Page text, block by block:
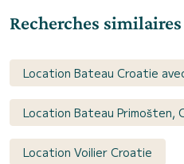
Recherches similaires
Location Bateau Croatie
Location Bateau Primošten,
Location Voilier Croatie